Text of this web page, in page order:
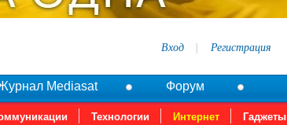
Вход Регистрация
Технологии Интернет Гаджеты
Mediasat Форум